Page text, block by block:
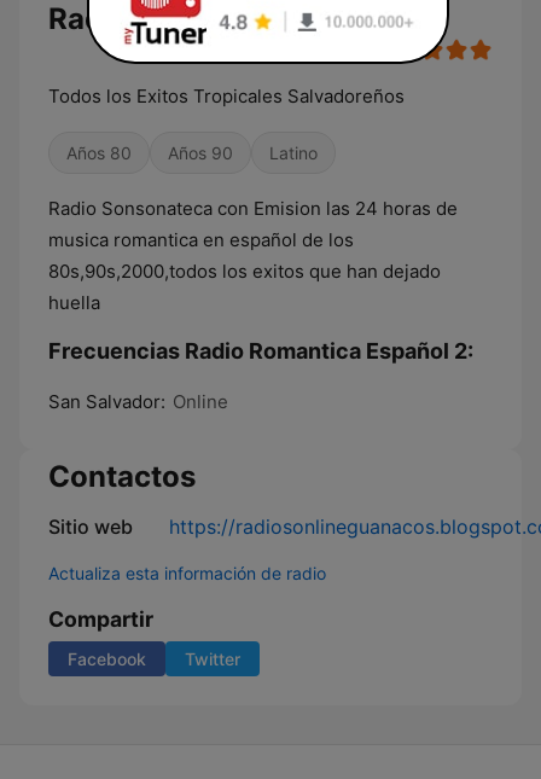
Radio Romantica Español 2
Todos los Exitos Tropicales Salvadoreños
Años 80 Años 90 Latino
Radio Sonsonateca con Emision las 24 horas de
musica romantica en español de los
80s,90s,2000,todos los exitos que han dejado
huella
Frecuencias Radio Romantica Español 2:
San Salvador: Online
Contactos
Sitio web https://
Actualiza esta información de radio
Compartir
Facebook Twitter